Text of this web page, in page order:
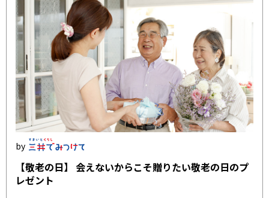
【敬老の日】 会えないからこそ贈りたい敬老の日のプ
レゼント